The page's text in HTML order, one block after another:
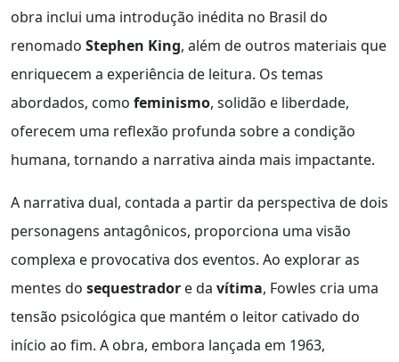
obra inclui uma introdução inédita no Brasil do
renomado Stephen King, além de outros materiais que
enriquecem a experiência de leitura. Os temas
abordados, como feminismo, solidão e liberdade,
oferecem uma reflexão profunda sobre a condição
humana, tornando a narrativa ainda mais impactante.
A narrativa dual, contada a partir da perspectiva de dois
personagens antagônicos, proporciona uma visão
complexa e provocativa dos eventos. Ao explorar as
mentes do sequestrador e da vítima, Fowles cria uma
tensão psicológica que mantém o leitor cativado do
início ao fim. A obra, embora lançada em 1963,